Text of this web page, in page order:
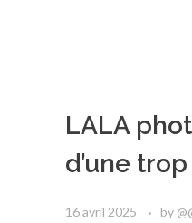
LALA
d’une
16 avril 2025 by